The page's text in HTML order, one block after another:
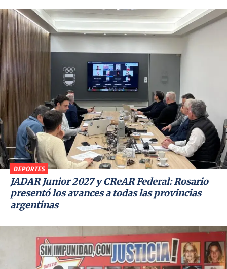
DEPORTES
JADAR Junior 2027 y CReAR Federal: Rosario
presentó los avances a todas las provincias
argentinas